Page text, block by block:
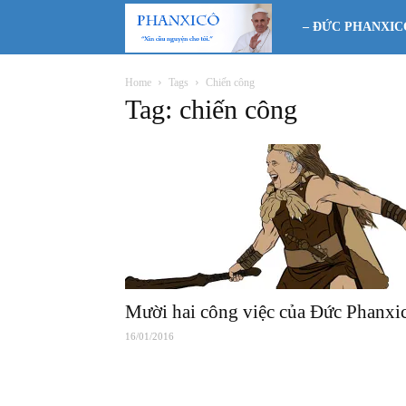
Phanxicô
– ĐỨC
Home Tags Chiến công
Tag: chiến công
Mười hai công việc của Đức
16/01/2016